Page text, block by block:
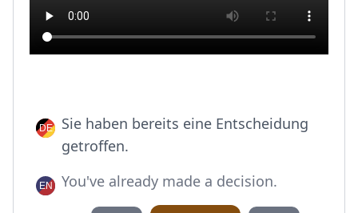
Sie haben bereits eine Entscheidung
getroffen.
You've already made a decision.